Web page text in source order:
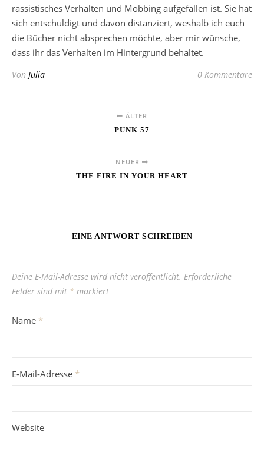
rassistisches Verhalten und Mobbing aufgefallen ist. Sie hat
sich entschuldigt und davon distanziert, weshalb ich euch
die Bücher nicht absprechen möchte, aber mir wünsche,
dass ihr das Verhalten im Hintergrund behaltet.
Von Julia 0 Kommentare
ÄLTER
PUNK 57
NEUER
THE FIRE IN YOUR HEART
EINE ANTWORT SCHREIBEN
Deine E-Mail-Adresse wird nicht veröffentlicht. Erforderliche
Felder sind mit * markiert
Name *
E-Mail-Adresse *
Website